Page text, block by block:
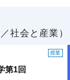
社会と産業）
授業
第1回